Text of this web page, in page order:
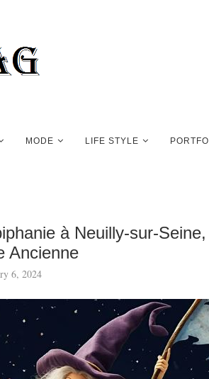
MODE LIFE STYLE
à Neuilly-sur-
Ancienne
6, 2024